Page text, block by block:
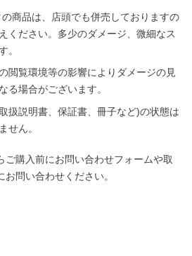
商品は、店頭でも併売しておりますの
ください。多少のダメージ、微細なス
。
閲覧環境等の影響によりダメージの見
る場合がございます。
扱説明書、保証書、冊子など)の状態は
せん。
ご購入前にお問い合わせフォームや取
問い合わせください。